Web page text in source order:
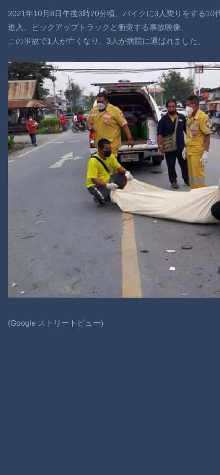
2021年10月8日午後3時20分頃、バイクに3人乗りをする10
進入、ピックアップトラックと衝突する事故映像。
この事故で1人が亡くなり、3人が病院に運ばれました。
(Google ストリートビュー)